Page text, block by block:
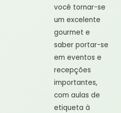
você tornar-se
um excelente
gourmet e
saber portar-se
em eventos e
recepções
importantes,
com aulas de
etiqueta à